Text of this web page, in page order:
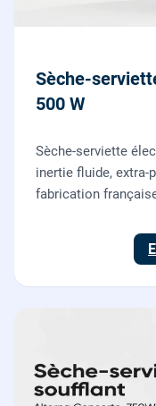
Sèche-
500 W
Sèche-serviette
inertie fluide, extra-
fabrication